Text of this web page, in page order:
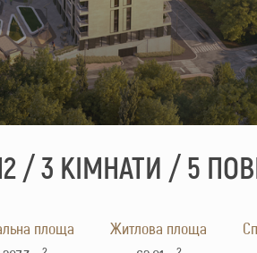
/ 3 КІМНАТИ / 5
площа
Житлова площа